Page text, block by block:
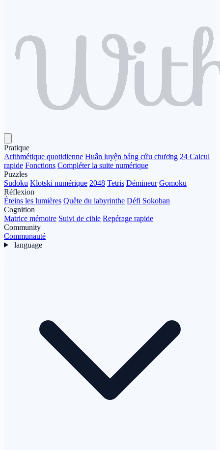
Pratique
Arithmétique quotidienne Huấn luyện bảng cửu chương 24 Calcul
rapide Fonctions Compléter la suite numérique
Puzzles
Sudoku Klotski numérique 2048 Tetris Démineur Gomoku
Réflexion
Éteins les lumières Quête du labyrinthe Défi Sokoban
Cognition
Matrice mémoire Suivi de cible Repérage rapide
Community
Communauté
language